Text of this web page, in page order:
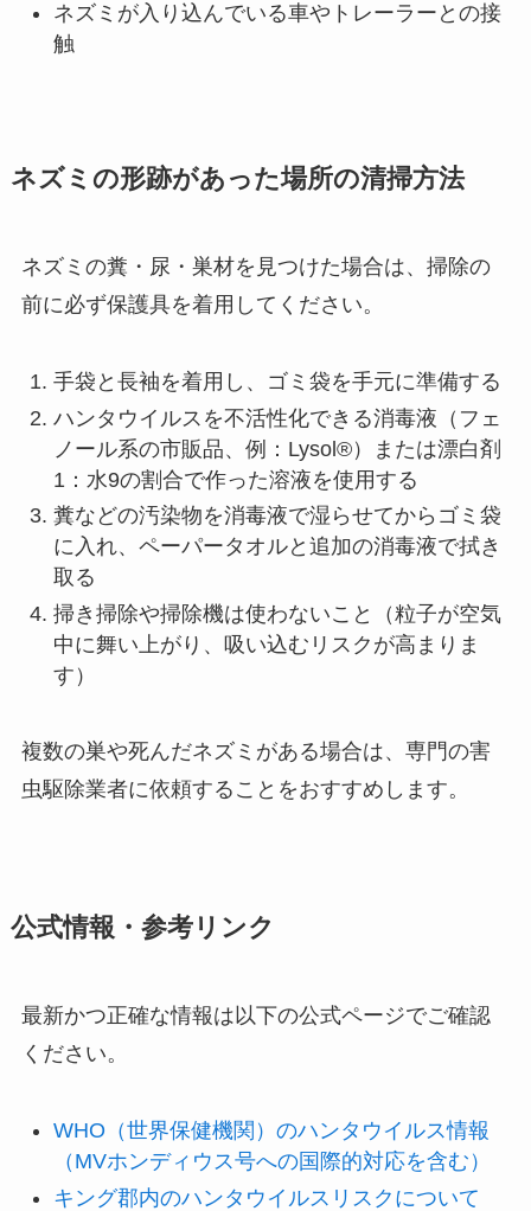
ネズミが入り込んでいる車やトレーラーとの接
触
ネズミの形跡があった場所の清掃方法
ネズミの糞・尿・巣材を見つけた場合は、掃除の
前に必ず保護具を着用してください。
手袋と長袖を着用し、ゴミ袋を手元に準備する
ハンタウイルスを不活性化できる消毒液（フェ
ノール系の市販品、例：Lysol®）または漂白剤
1：水9の割合で作った溶液を使用する
糞などの汚染物を消毒液で湿らせてからゴミ袋
に入れ、ペーパータオルと追加の消毒液で拭き
取る
掃き掃除や掃除機は使わないこと（粒子が空気
中に舞い上がり、吸い込むリスクが高まりま
す）
複数の巣や死んだネズミがある場合は、専門の害
虫駆除業者に依頼することをおすすめします。
公式情報・参考リンク
最新かつ正確な情報は以下の公式ページでご確認
ください。
WHO（世界保健機関）のハンタウイルス情報
（MVホンディウス号への国際的対応を含む）
キング郡内のハンタウイルスリスクについて